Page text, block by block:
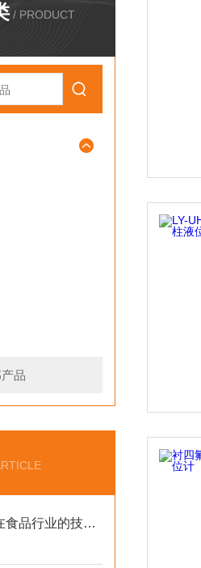
/ PRODUCT
品
高精度磁翻板液位计在食品行业的技术解析与应用原理